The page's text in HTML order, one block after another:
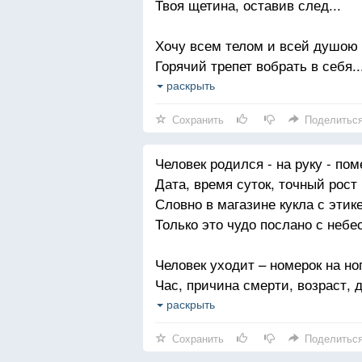
А между всем этим мы верим в
А не верите - жизнью проверьте!
Твоя щетина, оставив след...
Хочу всем телом и всей душою
Горячий трепет вобрать в
Но только вместе, вдвоем с
Хочу я снега, хочу мороза,
И рядом нежный, влюбленный
А на подушке алеет роза,
И ты желаньем опять объят...
раскрыть
Сохранить Поделиться
Человек родился - на руку -
Дата, время суток, точный
Словно в магазине кукла с
Только это чудо послано с
Человек уходит – номерок на
Час, причина смерти, возраст,
Вот и все, что нужно, чтоб
раскрыть
Сохранить Поделиться